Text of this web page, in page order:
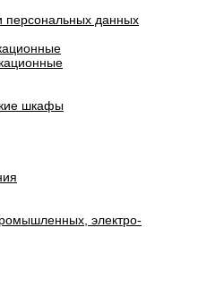
персональных данных
шкафы
электро-